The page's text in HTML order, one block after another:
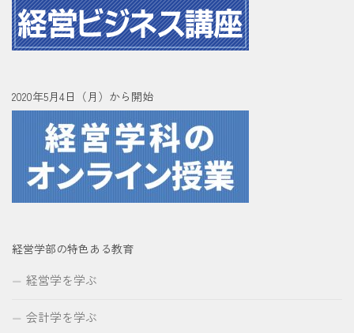
2020年5月4日（月）から開始
経営学部の特色ある教育
経営学を学ぶ
会計学を学ぶ